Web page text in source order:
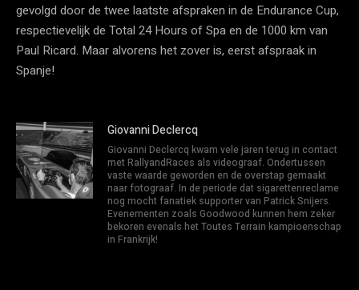
gevolgd door de twee laatste afspraken in de Endurance Cup,
respectievelijk de Total 24 Hours of Spa en de 1000 km van
Paul Ricard. Maar alvorens het zover is, eerst afspraak in
Spanje!
Giovanni Declercq
Giovanni Declercq kwam vele jaren terug in contact
met RallyandRaces als videograaf. Ondertussen
vaste waarde geworden en de overstap gemaakt
naar fotograaf. In de periode dat sigarettenreclame
nog mocht fanatiek supporter van Patrick Snijers.
Evenementen zoals Goodwood kunnen hem zeker
bekoren evenals het Toutes Terrain kampioenschap
in Frankrijk!